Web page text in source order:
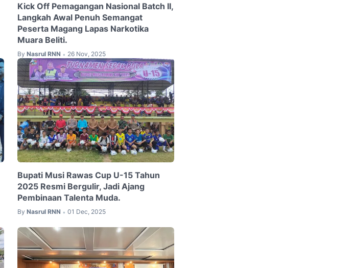
Kick Off Pemagangan Nasional Batch II,
Langkah Awal Penuh Semangat
Peserta Magang Lapas Narkotika
Muara Beliti.
By Nasrul RNN • 26 Nov, 2025
Bupati Musi Rawas Cup U-15 Tahun
2025 Resmi Bergulir, Jadi Ajang
Pembinaan Talenta Muda.
By Nasrul RNN • 01 Dec, 2025